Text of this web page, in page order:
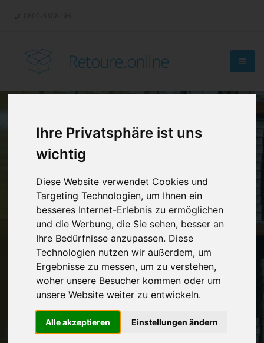
Ihre Privatsphäre ist uns
wichtig
Diese Website verwendet Cookies und
Targeting Technologien, um Ihnen ein
besseres Internet-Erlebnis zu ermöglichen
und die Werbung, die Sie sehen, besser an
Ihre Bedürfnisse anzupassen. Diese
Technologien nutzen wir außerdem, um
Ergebnisse zu messen, um zu verstehen,
woher unsere Besucher kommen oder um
unsere Website weiter zu entwickeln.
Alle akzeptieren Einstellungen ändern
Retoure.online
Retouren-
Management?
Vereinbaren Sie einenRückruf
Hinterlassen Sie uns gern eine persönliche Nachricht.